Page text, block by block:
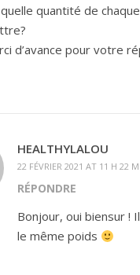
quantité de
d’avance pour votre
HEALTHYLALOU
22 FÉVRIER 2021 AT 11 H 22
RÉPONDRE
Bonjour, oui biensur !
le même poids